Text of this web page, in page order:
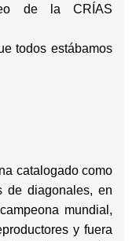
de la CRÍAS
todos estábamos
catalogado como
de diagonales, en
mundial,
y fuera